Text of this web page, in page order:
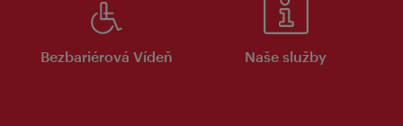
Bezbariérová Vídeň Naše služby